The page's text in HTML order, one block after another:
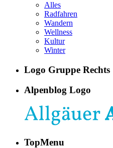
Alles
Radfahren
Wandern
Wellness
Kultur
Winter
Logo Gruppe Rechts
Alpenblog Logo
TopMenu